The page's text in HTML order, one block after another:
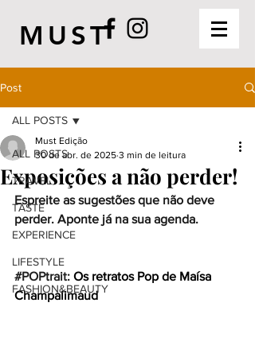
MUST
Post
ALL POSTS
TRAVEL
TASTE
EXPERIENCE
LIFESTYLE
FASHION&BEAUTY
ALL POSTS
Exposições a não perder!
Must Edição
30 de abr. de 2025 3 min de leitura
Espreite as sugestões que não deve
perder. Aponte já na sua agenda.
#POPtrait: Os retratos Pop de Maísa
Champalimaud